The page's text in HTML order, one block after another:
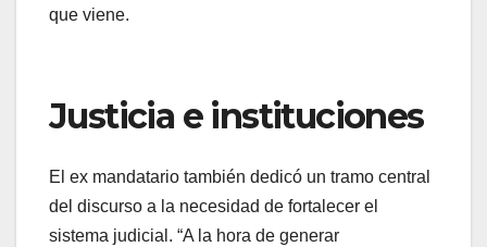
que viene.
Justicia e instituciones
El ex mandatario también dedicó un tramo central
del discurso a la necesidad de fortalecer el
sistema judicial. “A la hora de generar